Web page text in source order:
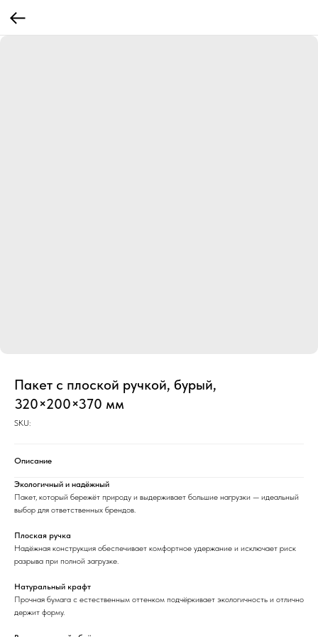
Пакет с плоской ручкой, бурый,
320×200×370 мм
SKU:
Описание
Экологичный и надёжный
Пакет, который бережёт природу и выдерживает большие нагрузки — идеальный
выбор для ответственных брендов.
Плоская ручка
Надёжная конструкция обеспечивает комфортное удержание и исключает риск
разрыва при полной загрузке.
Натуральный крафт
Прочная бумага с естественным оттенком подчёркивает экологичность и отлично
держит форму.